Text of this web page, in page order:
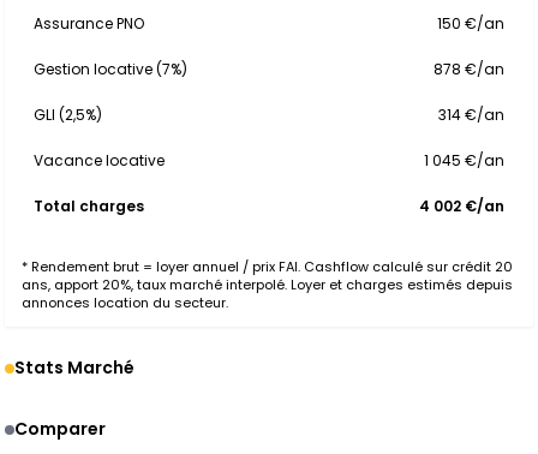
Assurance PNO 150 €/an
Gestion locative (7%) 878 €/an
GLI (2,5%) 314 €/an
Vacance locative 1 045 €/an
Total charges 4 002 €/an
* Rendement brut = loyer annuel / prix FAI. Cashflow calculé sur crédit 20
ans, apport 20%, taux marché interpolé. Loyer et charges estimés depuis
annonces location du secteur.
Stats Marché
Comparer